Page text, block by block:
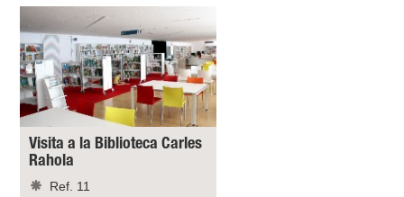
Visita a la Biblioteca Carles
Rahola
Ref. 11